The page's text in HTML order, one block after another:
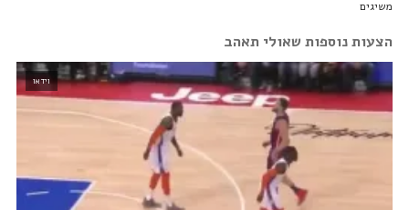
משיגים
הצעות נוספות שאולי תאהב
וידאו